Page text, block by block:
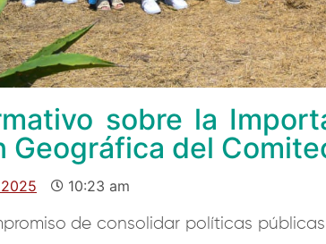
sobre la
Geográfica del
10:23 am
de consolidar políticas